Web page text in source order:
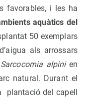
favorables, i les ha
aquàtics del
50 exemplars
als arrossars
Sarcocornia alpini en
natural. Durant el
plantació del capell